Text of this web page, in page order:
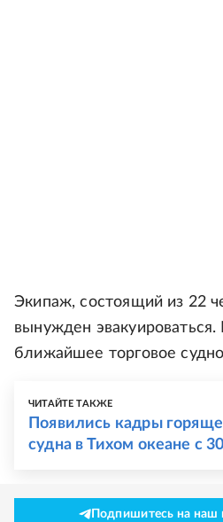
Экипаж, состоящий из 22
вынужден
ближайшее торговое
ЧИТАЙТЕ ТАКЖЕ
Появились кадры
судна в Тихом океане с
Подпишитесь на наш